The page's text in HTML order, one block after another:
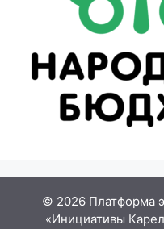
© 2026 Платформа
«Инициативы